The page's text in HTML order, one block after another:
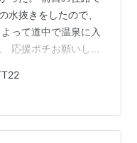
水抜きをしたので、
って道中で温泉に入
応援ポチお願いしま
温を見ると３℃だっ
別荘にはこの薪スト
で、これだけが頼り
の回りが早いので、あ